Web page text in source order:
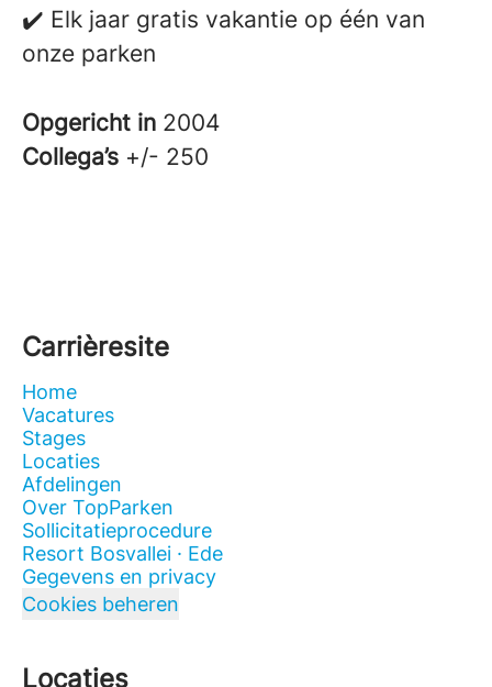
✔️ Elk jaar gratis vakantie op één van
onze parken
Opgericht in 2004
Collega’s +/- 250
Carrièresite
Home
Vacatures
Stages
Locaties
Afdelingen
Over TopParken
Sollicitatieprocedure
Resort Bosvallei · Ede
Gegevens en privacy
Cookies beheren
Locaties